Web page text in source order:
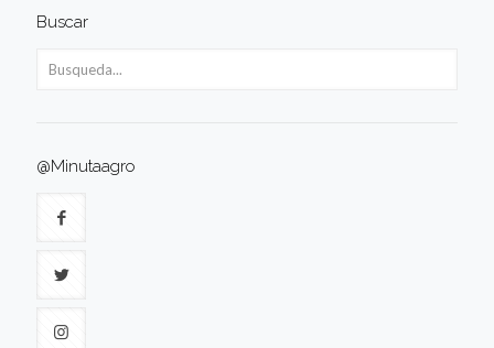
Buscar
@Minutaagro